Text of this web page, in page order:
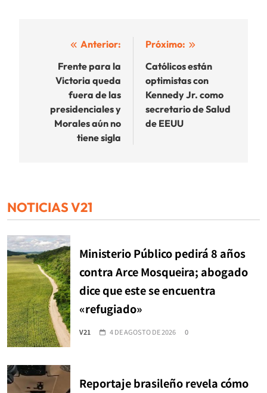
Navegación
entradas
Anterior:
Frente para la
Victoria queda
fuera de las
presidenciales y
Morales aún no
tiene sigla
Próximo:
Católicos están
optimistas con
Kennedy Jr. como
secretario de Salud
de EEUU
NOTICIAS V21
Ministerio Público pedirá 8 años
contra Arce Mosqueira; abogado
dice que este se encuentra
«refugiado»
V21 4 DE AGOSTO DE 2026 0
Reportaje brasileño revela cómo